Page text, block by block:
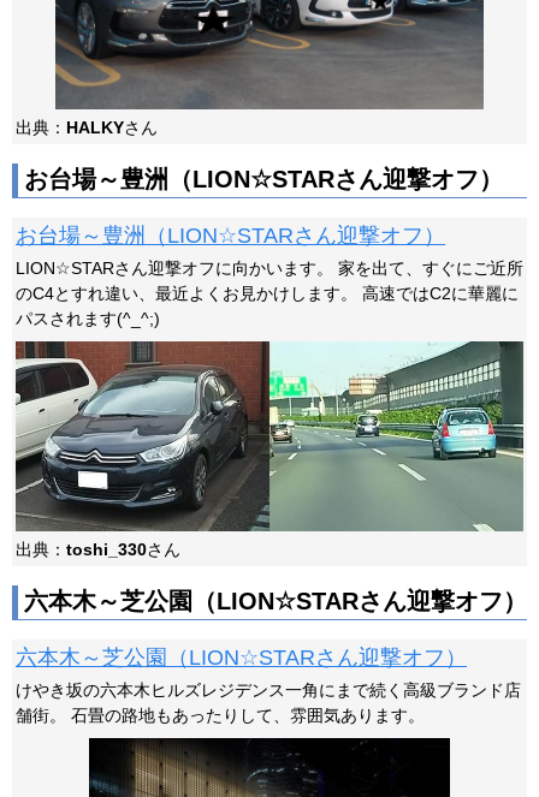
出典： HALKYさん
お台場～豊洲（LION☆STARさん迎撃オフ）
お台場～豊洲（LION☆STARさん迎撃オフ）
LION☆STARさん迎撃オフに向かいます。 家を出て、すぐにご近所
のC4とすれ違い、最近よくお見かけします。 高速ではC2に華麗に
パスされます(^_^;)
出典： toshi_330さん
六本木～芝公園（LION☆STARさん迎撃オフ）
六本木～芝公園（LION☆STARさん迎撃オフ）
けやき坂の六本木ヒルズレジデンス一角にまで続く高級ブランド店
舗街。 石畳の路地もあったりして、雰囲気あります。